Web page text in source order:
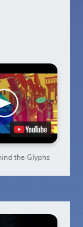
the Glyphs